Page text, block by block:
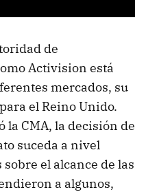
de
Activision está
mercados, su
el Reino Unido.
la CMA, la decisión de
suceda a nivel
el alcance de las
a algunos,